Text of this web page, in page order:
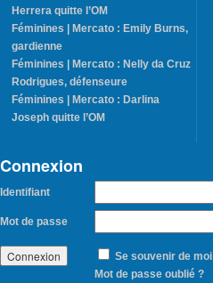
Herrera quitte l’OM
Féminines | Mercato : Emily Burns,
gardienne
Féminines | Mercato : Nelly da Cruz
Rodrigues, défenseure
Féminines | Mercato : Darlina
Joseph quitte l’OM
Connexion
Identifiant
Mot de passe
Se souvenir de moi
Mot de passe oublié ?